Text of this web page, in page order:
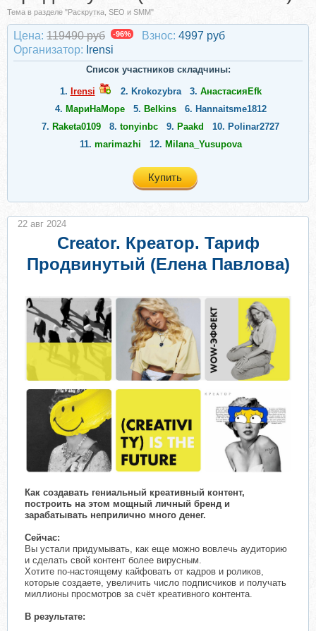
Тема в разделе "Раскрутка, SEO и SMM"
Цена: 119490 руб -96% Взнос: 4997 руб
Организатор: Irensi
Список участников складчины:
1. Irensi 2. Krokozybra 3. АнастасияEfk
4. МариНаМоре 5. Belkins 6. Hannaitsme1812
7. Raketa0109 8. tonyinbc 9. Paakd 10. Polinar2727
11. marimazhi 12. Milana_Yusupova
Купить
Creator. Креатор. Тариф
Продвинутый (Елена Павлова)
Как создавать гениальный креативный контент,
построить на этом мощный личный бренд и
зарабатывать неприлично много денег.
Сейчас:
Вы устали придумывать, как еще можно вовлечь аудиторию
и сделать свой контент более вирусным.
Хотите по-настоящему кайфовать от кадров и роликов,
которые создаете, увеличить число подписчиков и получать
миллионы просмотров за счёт креативного контента.
В результате:
22 авг 2024